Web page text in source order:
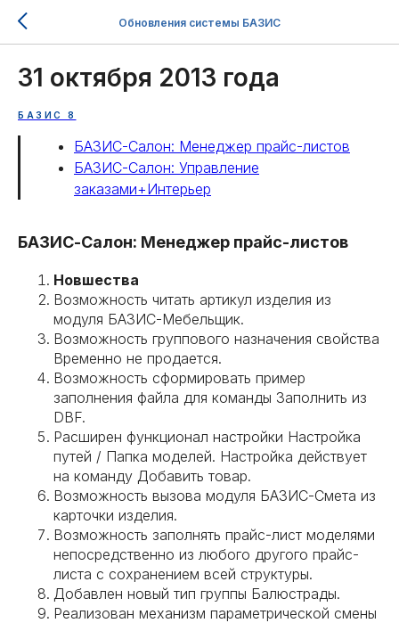
Обновления системы БАЗИС
31 октября 2013 года
БАЗИС 8
БАЗИС-Салон: Менеджер прайс-листов
БАЗИС-Салон: Управление
заказами+Интерьер
БАЗИС-Салон: Менеджер прайс-листов
Новшества
Возможность читать артикул изделия из
модуля БАЗИС-Мебельщик.
Возможность группового назначения свойства
Временно не продается.
Возможность сформировать пример
заполнения файла для команды Заполнить из
DBF.
Расширен функционал настройки Настройка
путей / Папка моделей. Настройка действует
на команду Добавить товар.
Возможность вызова модуля БАЗИС-Смета из
карточки изделия.
Возможность заполнять прайс-лист моделями
непосредственно из любого другого прайс-
листа с сохранением всей структуры.
Добавлен новый тип группы Балюстрады.
Реализован механизм параметрической смены